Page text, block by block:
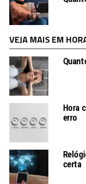
VEJA MAIS EM
Hora
erro
certa